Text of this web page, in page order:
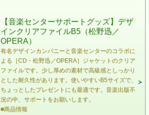
【音楽センターサポートグッズ】デザ
インクリアファイルB5（松野迅／
OPERA）
有名デザインカンパニーと音楽センターのコラボに
よる［CD・松野迅／OPERA］ジャケットのクリア
ファイルです。少し厚めの素材で高級感としっかり
とした耐久性があります。使いやすいB5サイズで、
ちょっとしたプレゼントにも最適です。音楽出版不
況の中、サポートをお願いします。
■商品情報